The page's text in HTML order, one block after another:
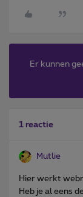
Er kunnen
1 reactie
Mutlie
Hier werkt
Heb je al eens